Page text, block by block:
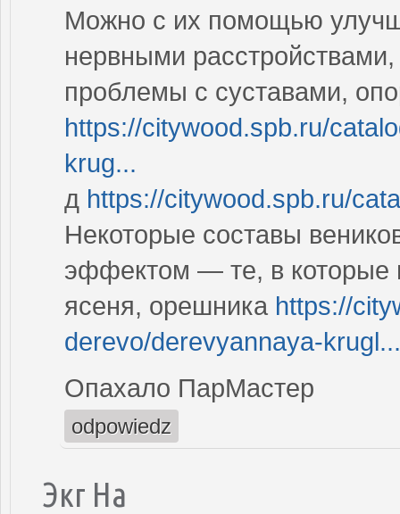
Можно с их помощью
нервными
проблемы с суставами,
https://citywood.spb.ru/
krug...
д https://citywood.spb.ru/
Некоторые составы
эффектом — те, в которые
ясеня, орешника https://
derevo/derevyannaya-krugl...
Опахало ПарМастер
odpowiedz
Экг На